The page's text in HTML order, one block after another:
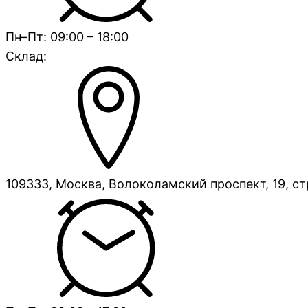
Пн–Пт: 09:00 – 18:00
Склад:
109333, Москва, Волоколамский проспект, 19,